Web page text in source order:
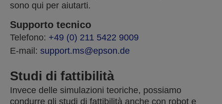
sono qui per aiutarti.
Supporto tecnico
Telefono: +49 (0) 211 5422 9009
E-mail: support.ms@epson.de
Studi di fattibilità
Invece delle simulazioni teoriche, possiamo
condurre gli studi di fattibilità anche con robot e